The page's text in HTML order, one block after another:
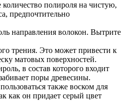
полироля на чистую,
предпочтительно
направления волокон. Вытрите
трения. Это может привести к
матовых поверхностей.
в состав которого входит
поры древесины.
также воском для
как он придает серый цвет